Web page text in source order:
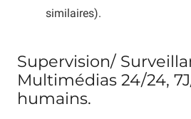
similaires).
Supervision/
Multimédias 24/24,
humains.